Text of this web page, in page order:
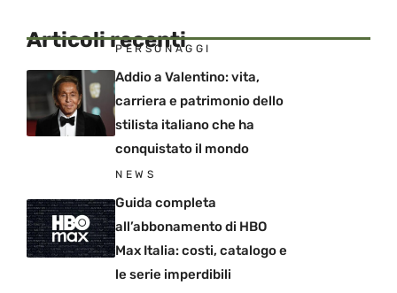
Articoli recenti
PERSONAGGI
Addio a Valentino: vita,
carriera e patrimonio dello
stilista italiano che ha
conquistato il mondo
NEWS
Guida completa
all’abbonamento di HBO
Max Italia: costi, catalogo e
le serie imperdibili